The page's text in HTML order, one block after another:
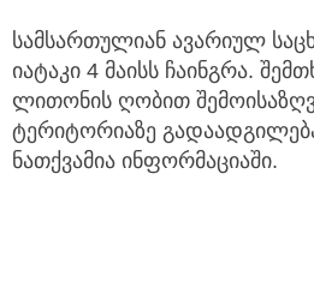
სამსართულიან ავარიულ
იატაკი 4 მაისს ჩაინგრა.
ლითონის ღობით
ტერიტორიაზე
ნათქვამია ინფორმაციაში.